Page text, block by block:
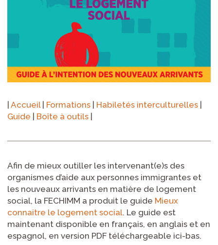
| Accueil| Formations | Habiletés interculturelles |
Guide | Boîte à outils |
Afin de mieux outiller les intervenant(e)s des
organismes d’aide aux personnes immigrantes et
les nouveaux arrivants en matière de logement
social, la FECHIMM a produit le guide Mieux
connaitre le logement social. Le guide est
maintenant disponible en français, en anglais et en
espagnol, en version PDF téléchargeable ici-bas.